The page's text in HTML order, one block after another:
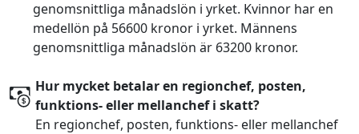
genomsnittliga månadslön i yrket. Kvinnor har en
medellön på 56600 kronor i yrket. Männens
genomsnittliga månadslön är 63200 kronor.
Hur mycket betalar en regionchef, posten,
funktions- eller mellanchef i skatt?
En regionchef, posten, funktions- eller mellanchef